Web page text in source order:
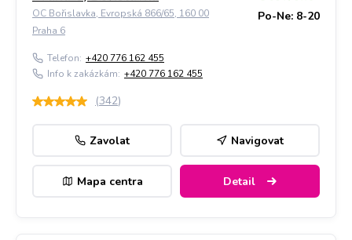
OC Bořislavka, Evropská 866/65, 160 00
Praha 6
Po-Ne: 8-20
Telefon: +420 776 162 455
Info k zakázkám: +420 776 162 455
(342)
Zavolat Navigovat
Mapa centra Detail